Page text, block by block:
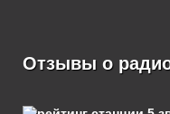
Отзывы о